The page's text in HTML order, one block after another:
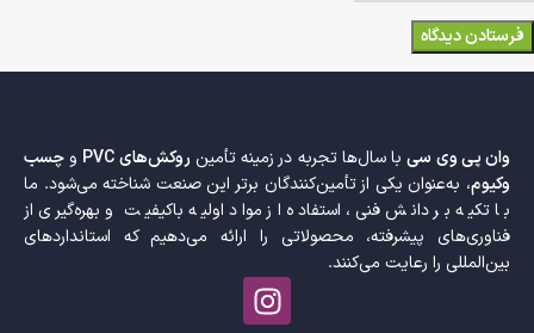
وان پی وی سیبا سال‌ها تجربه در زمینه تأمین روکش‌های PVC وچسب
وکیوم، به‌عنوان یکی از تأمین‌کنندگان برتر این صنعت شناخته می‌شود. ما
با تکیه بر دانش فنی، استفاده از مواد اولیه باکیفیت و بهره‌گیری از
فناوری‌های پیشرفته، محصولاتی را ارائه می‌دهیم که استانداردهای
بین‌المللی را رعایت می‌کنند.